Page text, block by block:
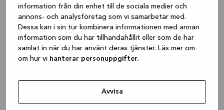
information från din enhet till de sociala medier och
annons- och analysföretag som vi samarbetar med.
Dessa kan i sin tur kombinera informationen med annan
information som du har tillhandahållit eller som de har
samlat in när du har använt deras tjänster. Läs mer om
om hur vi hanterar personuppgifter.
Avvisa
(see the browser console for more
information).